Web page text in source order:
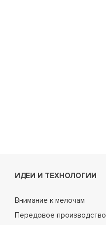
ИДЕИ И ТЕХНОЛОГИИ
Внимание к мелочам
Передовое производство